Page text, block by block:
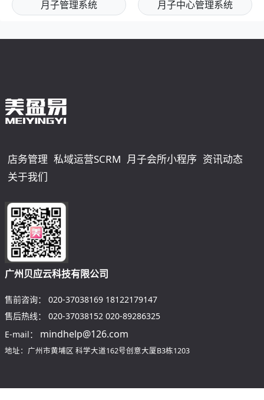
月子管理系统 月子中心管理系统
店务管理 私域运营SCRM 月子会所小程序 资讯动态
关于我们
广州贝应云科技有限公司
售前咨询： 020-37038169 18122179147
售后热线：
020-37038152 020-89286325
E-mail：
mindhelp@126.com
地址：广州市黄埔区 科学大道162号创意大厦B3栋1203